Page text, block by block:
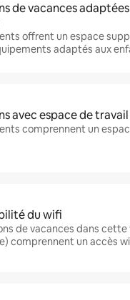
de vacances
offrent un espace
adaptés aux
avec espace de
comprennent un
du wifi
de vacances dans cette
comprennent un accès